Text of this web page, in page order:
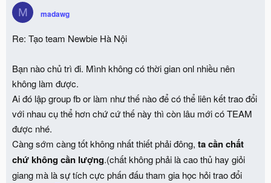
M madawg
Re: Tạo team Newbie Hà Nội
Bạn nào chủ trì đi. Mình không có thời gian onl nhiều nên
không làm được.
Ai đó lập group fb or làm như thế nào để có thể liên kết trao đổi
với nhau cụ thể hơn chứ cứ thế này thì còn lâu mới có TEAM
được nhé.
Càng sớm càng tốt không nhất thiết phải đông, ta cần chất
chứ không cần lượng.(chất không phải là cao thủ hay giỏi
giang mà là sự tích cực phấn đấu tham gia học hỏi trao đổi